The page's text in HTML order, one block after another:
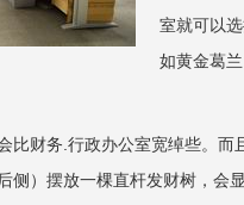
室就可以
如黄金葛
比财务.行政办公室宽绰些。
侧）摆放一棵直杆发财树，会